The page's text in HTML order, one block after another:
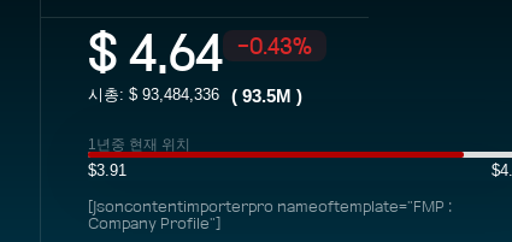
$4.64 -0.43%
시총: $ 93,484,336 ( 93.5M )
1년중 현재 위치
$3.91
[jsoncontentimporterpro nameoftemplate="FMP :
Company Profile"]